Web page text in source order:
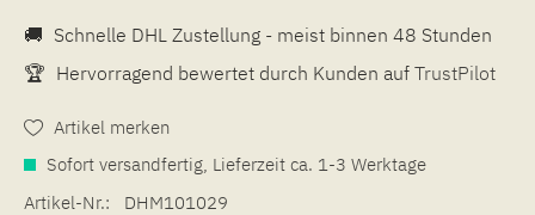
🚚 Schnelle DHL Zustellung - meist binnen 48 Stunden
🏆 Hervorragend bewertet durch Kunden auf TrustPilot
Artikel merken
Sofort versandfertig, Lieferzeit ca. 1-3 Werktage
Artikel-Nr.:
DHM101029